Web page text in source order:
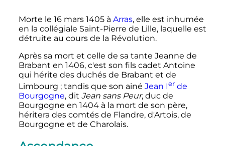
Morte le 16 mars 1405à Arras, elle est inhumée
en la collégiale Saint-Pierre de Lille, laquelle est
détruite au cours de la Révolution.
Après sa mort et celle de sa tante Jeanne de
Brabant en 1406, c'est son fils cadet Antoine
qui hérite des duchés de Brabant et de
Limbourg ; tandis que son ainé Jean Ier de
Bourgogne, dit Jean sans Peur, duc de
Bourgogne en 1404 à la mort de son père,
héritera des comtés de Flandre, d'Artois, de
Bourgogne et de Charolais.